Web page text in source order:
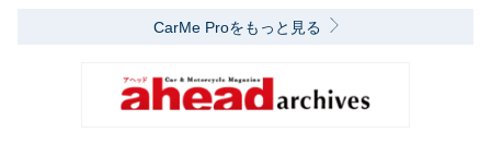
CarMe Proをもっと見る